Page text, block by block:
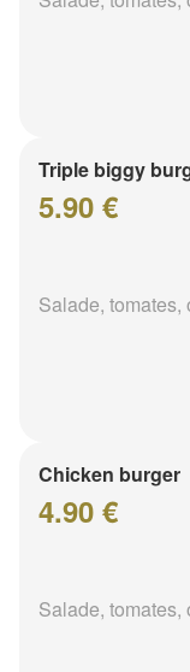
Triple biggy
5.90 €
Salade,
Chicken burger
4.90 €
Salade,